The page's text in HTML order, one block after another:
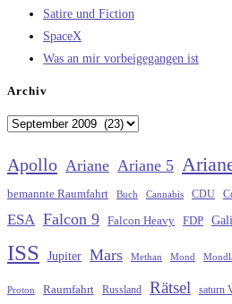
Satire und Fiction
SpaceX
Was an mir vorbeigegangen ist
Archiv
Archiv
Apollo Ariane Ariane 5
bemannte Raumfahrt Buch Cannabis CDU
ESA Falcon 9 Falcon Heavy FDP
ISS Jupiter Mars Methan Mond
Proton Raumfahrt Russland Rätsel saturn